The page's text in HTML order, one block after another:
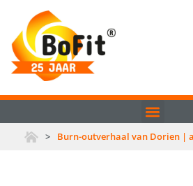
> Burn-outverhaal van Dorien |